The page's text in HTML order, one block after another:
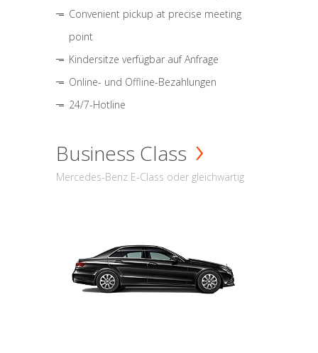
Convenient pickup at precise meeting
point
Kindersitze verfügbar auf Anfrage
Online- und Offline-Bezahlungen
24/7-Hotline
Business Class
Mercedes-Benz E-Class oder gleichwärtig